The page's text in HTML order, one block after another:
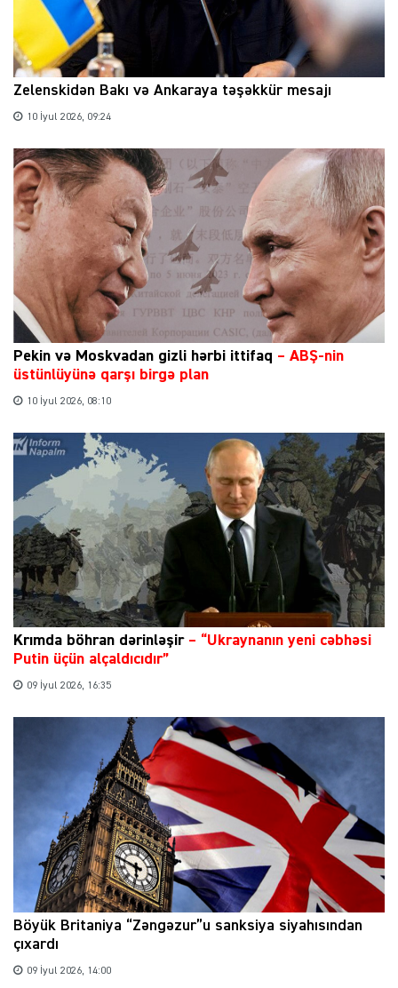
Zelenskidən Bakı və Ankaraya təşəkkür mesajı
10 İyul 2026, 09:24
Pekin və Moskvadan gizli hərbi ittifaq – ABŞ-nin
üstünlüyünə qarşı birgə plan
10 İyul 2026, 08:10
Krımda böhran dərinləşir– “Ukraynanın yeni cəbhəsi
Putin üçün alçaldıcıdır”
09 İyul 2026, 16:35
Böyük Britaniya “Zəngəzur”u sanksiya siyahısından
çıxardı
09 İyul 2026, 14:00